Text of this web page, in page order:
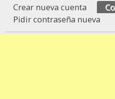
Crear nueva cuenta
Pidir contraseña nueva